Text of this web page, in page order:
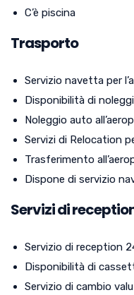
C’è piscina
Trasporto
Servizio navetta per
Disponibilità di
Noleggio auto
Servizi di Relocation
Trasferimento
Dispone di servizio
Servizi di
Servizio di reception
Disponibilità di
Servizio di cambio